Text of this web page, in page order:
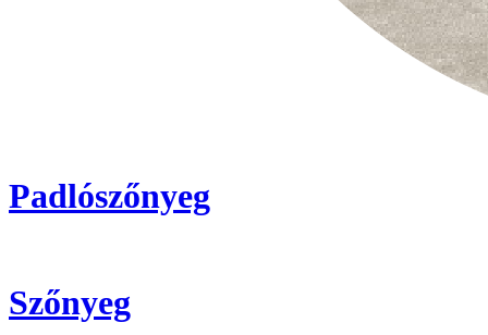
Padlószőnyeg
Szőnyeg